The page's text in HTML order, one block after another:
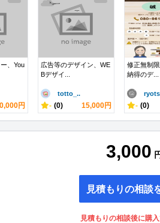
、You
円
広告等のデザイン、WE
Bデザイ...
totto_..
- (0) 15,000円
修正無制
納得のデ...
- (0)
3,000
見積もりの相談
見積もりの相談後に購